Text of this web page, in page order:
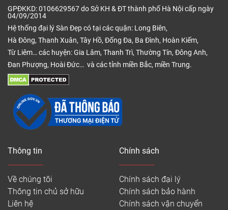
hàng, đại lý bán sàn nhựa cao cấp, các dự án,
chung cư lớn…Tấm lát sàn nhựa giá rẻ
lượng luôn được nhiều khách hàng hướng đến vì giá
cả phải chăng, chất lượng tốt, được ứng dụng cao
trong đời sống.
Nguyên nhân Sàn Đẹp không bán ván sàn
Vinyl đã qua sử dụng
GPĐKKD: 0106629567 do Sở KH & ĐT thành phố Hà Nội cấp ngày
04/09/2014
Hệ thống đại lý Sàn Đẹp có tại các quận: Long Biên,
Hà Đông, Thanh Xuân, Tây Hồ, Đống Đa, Ba Đình, Hoàn Kiếm,
Từ Liêm… các huyện: Gia Lâm, Thanh Trì, Thường Tín, Đông Anh,
Đan Phượng, Hoài Đức… và các tỉnh miền Bắc, miền Trung.
Thông tin
Về chúng tôi
Thông tin chủ sở hữu
Liên hệ
Chính sách
Chính sách đại lý
Chính sách bảo hành
Chính sách vận chuyển